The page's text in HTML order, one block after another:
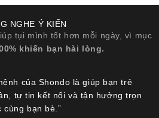
NGHE Ý KIẾN
tụi mình tốt hơn mỗi ngày, vì mục
khiến bạn hài lòng.
của Shondo là giúp bạn trẻ
tự tin kết nối và tận hưởng trọn
cùng bạn bè.”